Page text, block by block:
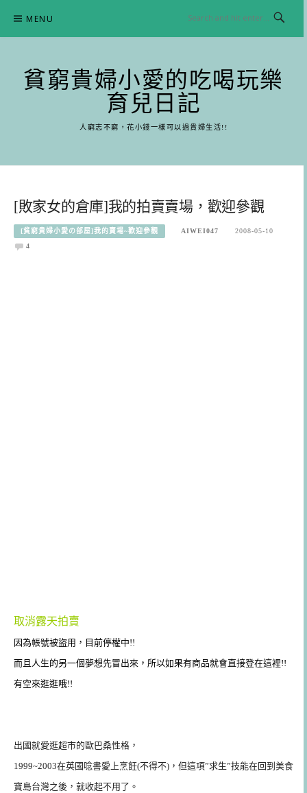
content
MENU
貧窮貴婦小愛的吃喝玩樂
育兒日記
人窮志不窮，花小錢一樣可以過貴婦生活!!
[敗家女的倉庫]我的拍賣賣場，歡迎參觀
[貧窮貴婦小愛の部屋]我的賣場~歡迎參觀 AIWEI047
2008-05-10
4
取消露天拍賣
因為帳號被盜用，目前停權中!!
而且人生的另一個夢想先冒出來，所以如果有商品就會直接登在這裡!!
有空來逛逛哦!!
出國就愛逛超市的歐巴桑性格，
1999~2003在英國唸書愛上烹飪(不得不)，但這項”求生”技能在回到美食
寶島台灣之後，就收起不用了。